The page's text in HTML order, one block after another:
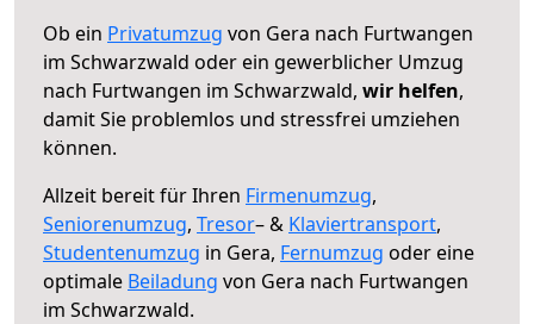
Ob ein Privatumzug von Gera nach Furtwangen
im Schwarzwald oder ein gewerblicher Umzug
nach Furtwangen im Schwarzwald, wir helfen,
damit Sie problemlos und stressfrei umziehen
können.
Allzeit bereit für Ihren Firmenumzug,
Seniorenumzug, Tresor– & Klaviertransport,
Studentenumzug in Gera, Fernumzug oder eine
optimale Beiladung von Gera nach Furtwangen
im Schwarzwald.